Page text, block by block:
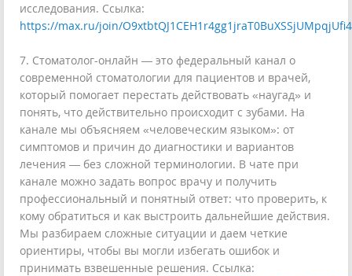
исследования. Ссылка:
https://max.ru/join/
7. Стоматолог-онлайн — это федеральный канал о
современной стоматологии для пациентов и врачей,
который помогает перестать действовать «наугад» и
понять, что действительно происходит с зубами. На
канале мы объясняем «человеческим языком»: от
симптомов и причин до диагностики и вариантов
лечения — без сложной терминологии. В чате при
канале можно задать вопрос врачу и получить
профессиональный и понятный ответ: что проверить, к
кому обратиться и как выстроить дальнейшие действия.
Мы разбираем сложные ситуации и даем четкие
ориентиры, чтобы вы могли избегать ошибок и
принимать взвешенные решения. Ссылка: